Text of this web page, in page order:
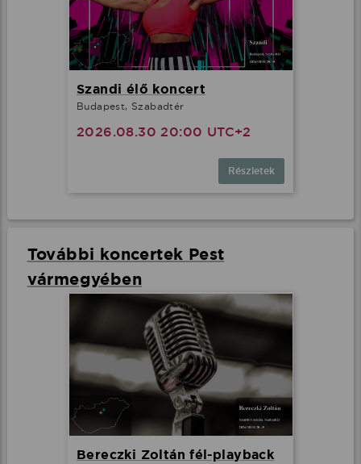
Szandi élő koncert
Budapest, Szabadtér
2026.08.30 20:00 UTC+2
Részletek
További koncertek Pest
vármegyében
Bereczki Zoltán fél-playback